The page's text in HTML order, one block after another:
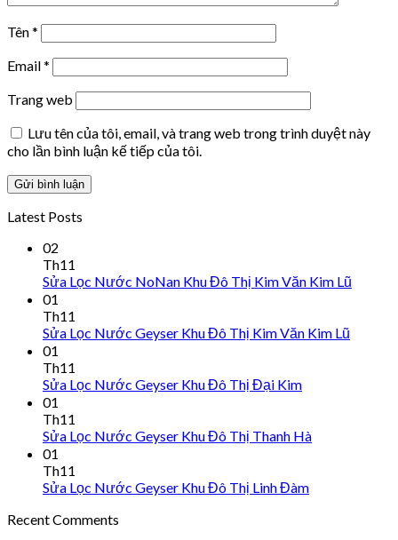
Tên*
Email*
Trang web
Lưu tên của tôi, email, và trang web trong trình duyệt này
cho lần bình luận kế tiếp của tôi.
Latest Posts
02
Th11
Sửa Lọc Nước NoNan Khu Đô Thị Kim Văn Kim Lũ
01
Th11
Sửa Lọc Nước Geyser Khu Đô Thị Kim Văn Kim Lũ
01
Th11
Sửa Lọc Nước Geyser Khu Đô Thị Đại Kim
01
Th11
Sửa Lọc Nước Geyser Khu Đô Thị Thanh Hà
01
Th11
Sửa Lọc Nước Geyser Khu Đô Thị Linh Đàm
Recent Comments